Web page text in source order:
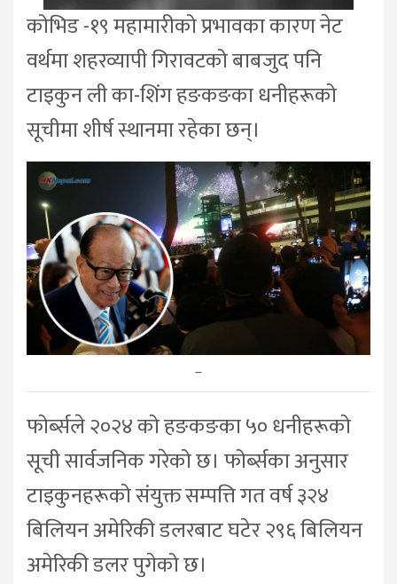
कोभिड -१९ महामारीको प्रभावका कारण नेट
वर्थमा शहरव्यापी गिरावटको बाबजुद पनि
टाइकुन ली का-शिंग हङकङका धनीहरूको
सूचीमा शीर्ष स्थानमा रहेका छन्।
–
फोर्ब्सले २०२४ को हङकङका ५० धनीहरूको
सूची सार्वजनिक गरेको छ। फोर्ब्सका अनुसार
टाइकुनहरूको संयुक्त सम्पत्ति गत वर्ष ३२४
बिलियन अमेरिकी डलरबाट घटेर २९६ बिलियन
अमेरिकी डलर पुगेको छ।